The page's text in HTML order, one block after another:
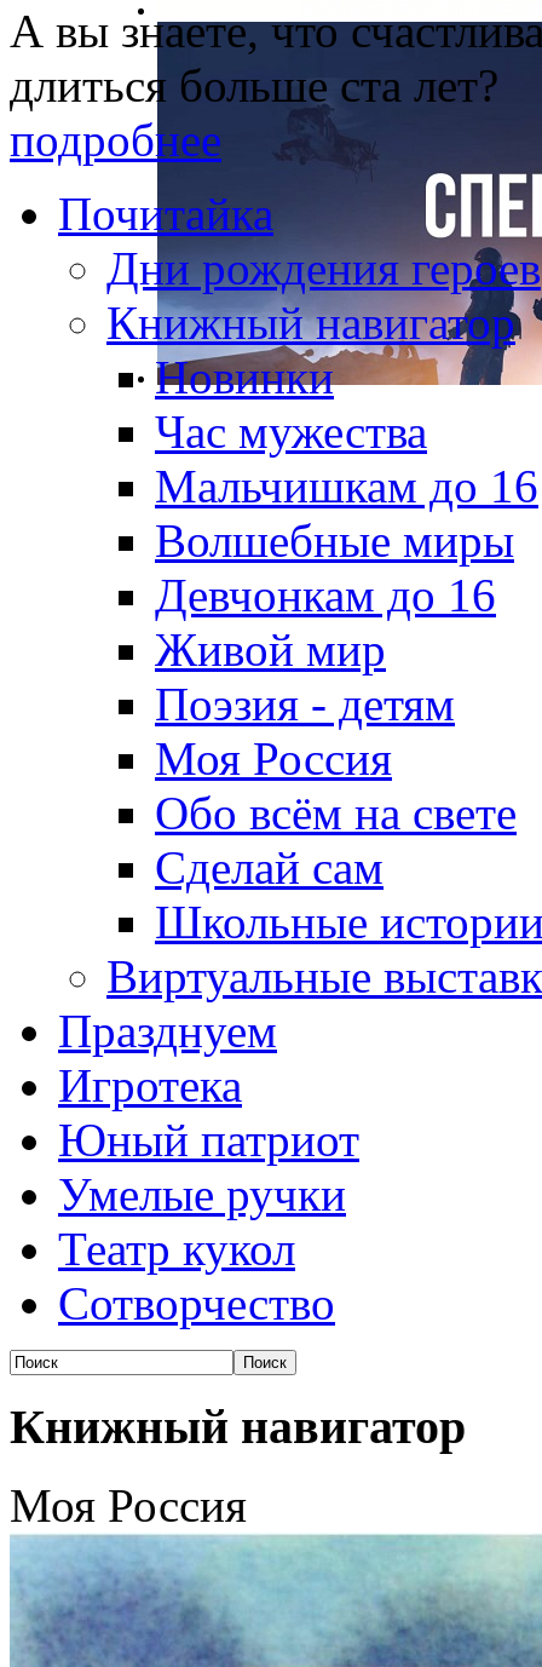
А вы знаете, что
длиться больше ста лет?
подробнее
Почитайка
Дни рождения героев
Книжный навигатор
Новинки
Час мужества
Мальчишкам до 16
Волшебные миры
Девчонкам до 16
Живой мир
Поэзия - детям
Моя Россия
Обо всём на свете
Сделай сам
Школьные
Виртуальные
Празднуем
Игротека
Юный патриот
Умелые ручки
Театр кукол
Сотворчество
Книжный навигатор
Моя Россия